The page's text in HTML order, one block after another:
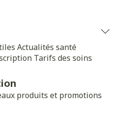
Actualités santé
Tarifs des soins
produits et promotions